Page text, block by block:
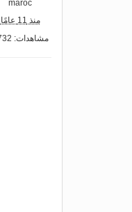
maroc
منذ 11 عامًا
مشاهدات: 5732